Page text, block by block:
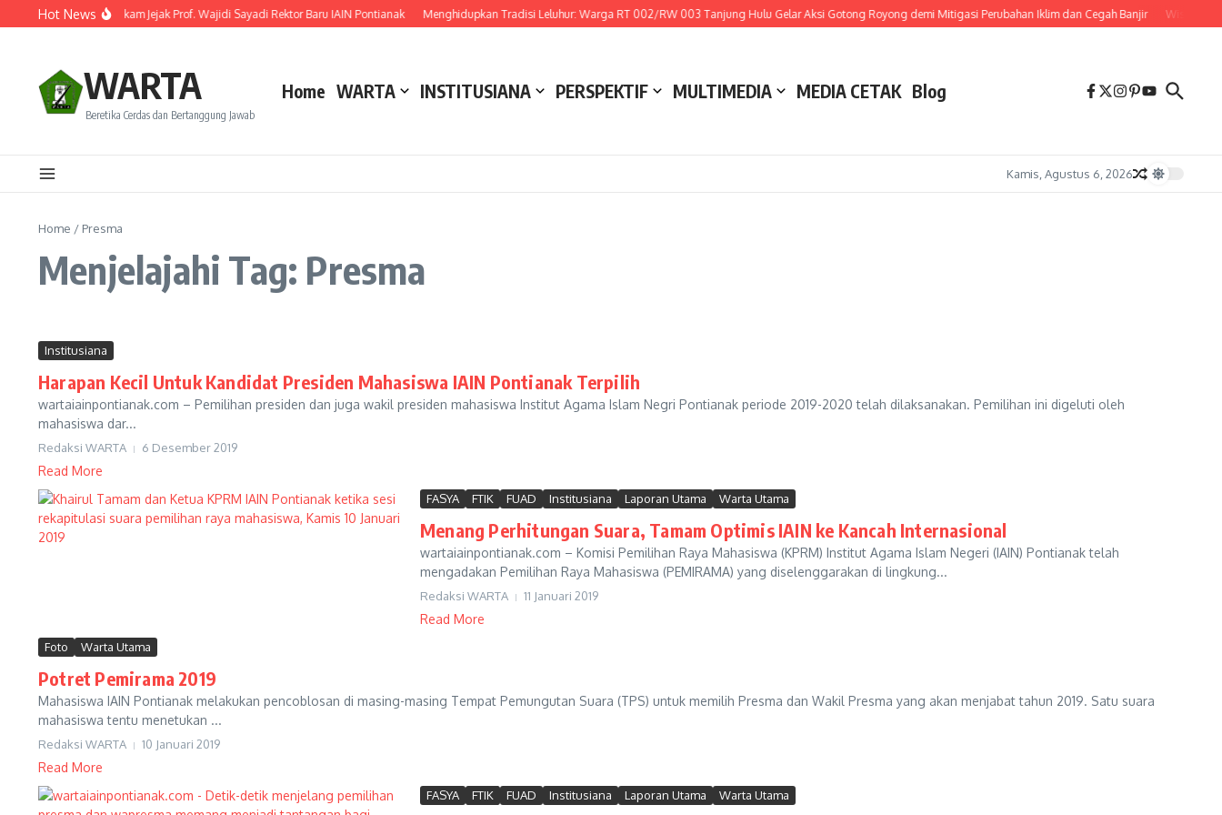
Lewati ke konten
Hot News
Resmi Dilantik! Ini Rekam Jejak Prof. Wajidi Sayadi Rektor Baru IAIN Pontianak Menghidupkan Tradisi Leluhur: Warga RT 002/RW 003 Tanjung Hulu Gelar Aksi Gotong Royong demi Mitigasi Perubahan Iklim dan Cegah Banjir Wisuda
WARTA
Beretika Cerdas dan Bertanggung Jawab
Home WARTA INSTITUSIANA PERSPEKTIF MULTIMEDIA MEDIA CETAK Blog
Kamis, Agustus 6, 2026
Home / Presma
Menjelajahi Tag: Presma
Institusiana
Harapan Kecil Untuk Kandidat Presiden Mahasiswa IAIN Pontianak Terpilih
wartaiainpontianak.com – Pemilihan presiden dan juga wakil presiden mahasiswa Institut Agama Islam Negri Pontianak periode 2019-2020 telah dilaksanakan. Pemilihan ini digeluti oleh
mahasiswa dar...
Redaksi WARTA 6 Desember 2019
Read More
FASYA FTIK FUAD Institusiana Laporan Utama Warta Utama
Menang Perhitungan Suara, Tamam Optimis IAIN ke Kancah Internasional
wartaiainpontianak.com – Komisi Pemilihan Raya Mahasiswa (KPRM) Institut Agama Islam Negeri (IAIN) Pontianak telah
mengadakan Pemilihan Raya Mahasiswa (PEMIRAMA) yang diselenggarakan di lingkung...
Redaksi WARTA 11 Januari 2019
Read More
Foto Warta Utama
Potret Pemirama 2019
Mahasiswa IAIN Pontianak melakukan pencoblosan di masing-masing Tempat Pemungutan Suara (TPS) untuk memilih Presma dan Wakil Presma yang akan menjabat tahun 2019. Satu suara
mahasiswa tentu menetukan ...
Redaksi WARTA 10 Januari 2019
Read More
FASYA FTIK FUAD Institusiana Laporan Utama Warta Utama